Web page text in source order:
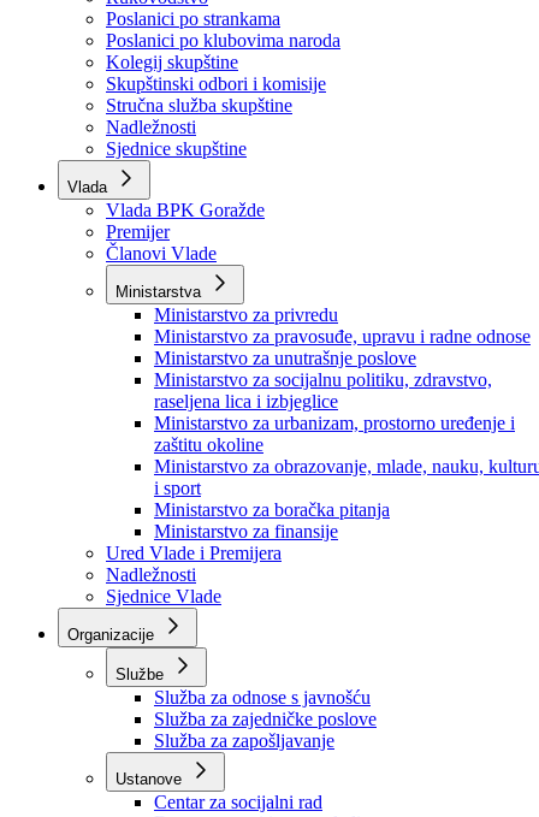
Skupština
Skupština BPK Goražde
Rukovodstvo
Poslanici po strankama
Poslanici po klubovima naroda
Kolegij skupštine
Skupštinski odbori i komisije
Stručna služba skupštine
Nadležnosti
Sjednice skupštine
Vlada
Vlada BPK Goražde
Premijer
Članovi Vlade
Ministarstva
Ministarstvo za privredu
Ministarstvo za pravosuđe, upravu i radne odnose
Ministarstvo za unutrašnje poslove
Ministarstvo za socijalnu politiku, zdravstvo,
raseljena lica i izbjeglice
Ministarstvo za urbanizam, prostorno uređenje i
zaštitu okoline
Ministarstvo za obrazovanje, mlade, nauku,
i sport
Ministarstvo za boračka pitanja
Ministarstvo za finansije
Ured Vlade i Premijera
Nadležnosti
Sjednice Vlade
Organizacije
Službe
Služba za odnose s javnošću
Služba za zajedničke poslove
Služba za zapošljavanje